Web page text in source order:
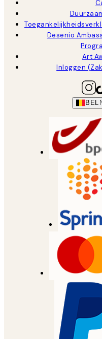
Desenio
Art
Inloggen
BEL